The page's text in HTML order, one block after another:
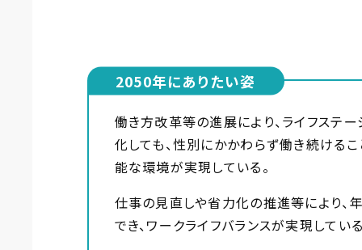
2050年にありたい姿
働き方改革等の進展により、ライフステ
化しても、性別にかかわらず働き続ける
能な環境が実現している。
仕事の見直しや省力化の推進等により
でき、ワークライフバランスが実現してい